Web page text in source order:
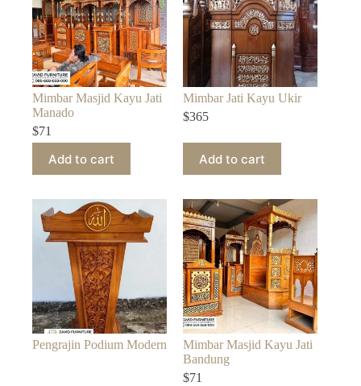
Mimbar Masjid Kayu Jati
Manado
$71
Add to cart
Mimbar Jati Kayu Ukir
$365
Add to cart
Pengrajin Podium Modern
Mimbar Masjid Kayu Jati
Bandung
$71